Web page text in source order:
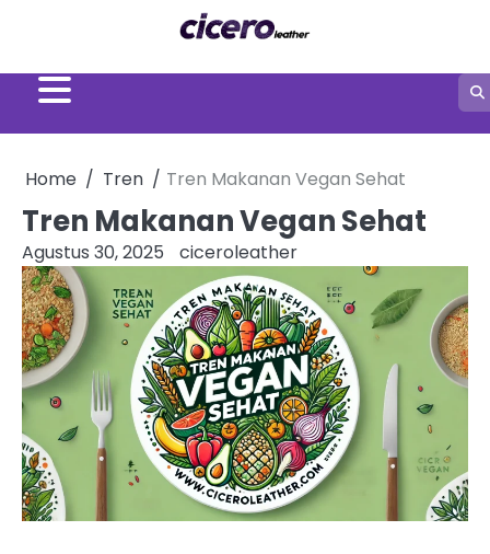
Home Tren Tren Makanan Vegan Sehat
Tren Makanan Vegan Sehat
Agustus 30, 2025 ciceroleather